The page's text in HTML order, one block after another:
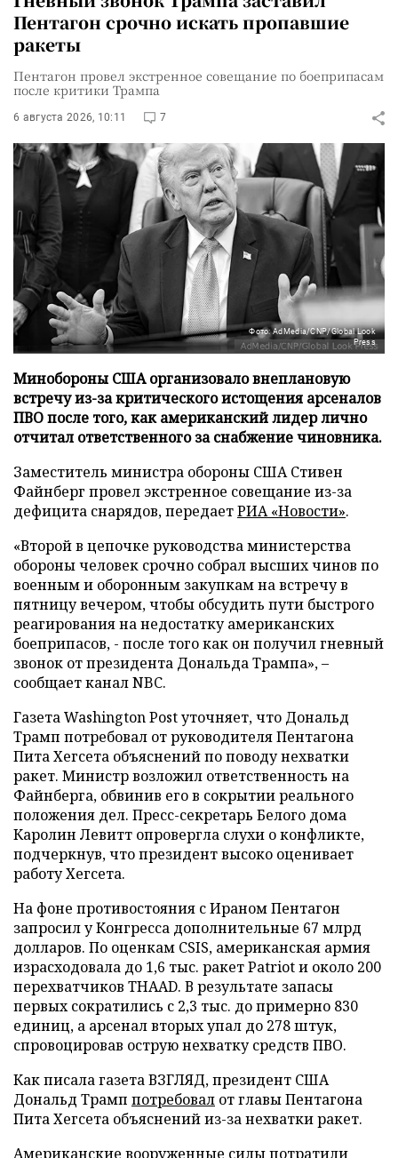
Пентагон срочно искать пропавшие
ракеты
Пентагон провел экстренное совещание по боеприпасам
после критики Трампа
6 августа 2026, 10:11 7
Фото: AdMedia/CNP/Global Look
Press
Минобороны США организовало внеплановую
встречу из-за критического истощения арсеналов
ПВО после того, как американский лидер лично
отчитал ответственного за снабжение чиновника.
Заместитель министра обороны США Стивен
Файнберг провел экстренное совещание из-за
дефицита снарядов, передаетРИА «Новости».
«Второй в цепочке руководства министерства
обороны человек срочно собрал высших чинов по
военным и оборонным закупкам на встречу в
пятницу вечером, чтобы обсудить пути быстрого
реагирования на недостатку американских
боеприпасов, - после того как он получил гневный
звонок от президента Дональда Трампа», –
сообщает канал NBC.
Газета Washington Post уточняет, что Дональд
Трамп потребовал от руководителя Пентагона
Пита Хегсета объяснений по поводу нехватки
ракет. Министр возложил ответственность на
Файнберга, обвинив его в сокрытии реального
положения дел. Пресс-секретарь Белого дома
Каролин Левитт опровергла слухи о конфликте,
подчеркнув, что президент высоко оценивает
работу Хегсета.
На фоне противостояния с Ираном Пентагон
запросил у Конгресса дополнительные 67 млрд
долларов. По оценкам CSIS, американская армия
израсходовала до 1,6 тыс. ракет Patriot и около 200
перехватчиков THAAD. В результате запасы
первых сократились с 2,3 тыс. до примерно 830
единиц, а арсенал вторых упал до 278 штук,
спровоцировав острую нехватку средств ПВО.
Как писала газета ВЗГЛЯД, президент США
Дональд Трамп потребовал от главы Пентагона
Пита Хегсета объяснений из-за нехватки ракет.
Американские вооруженные силыпотратили